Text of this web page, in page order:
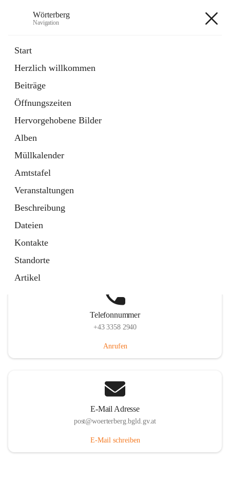
Wörterberg
Navigation
Start
Herzlich willkommen
Beiträge
Öffnungszeiten
Hervorgehobene Bilder
Alben
Müllkalender
Amtstafel
Veranstaltungen
Beschreibung
Dateien
Kontakte
Standorte
Artikel
5 Schnellzugriffe
Bürgerservice
9 Schnellzugriffe
Telefonnummer
+43 3358 2940
Anrufen
E-Mail Adresse
post@woerterberg.bgld.gv.at
E-Mail schreiben